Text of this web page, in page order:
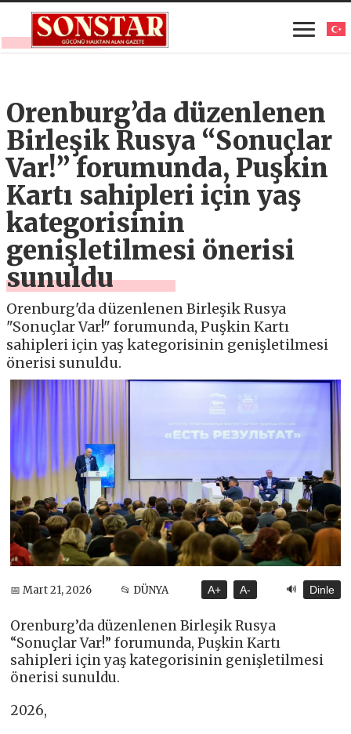
Orenburg’da düzenlenen
Birleşik Rusya “Sonuçlar
Var!” forumunda, Puşkin
Kartı sahipleri için yaş
kategorisinin
genişletilmesi önerisi
sunuldu
Orenburg'da düzenlenen Birleşik Rusya
"Sonuçlar Var!" forumunda, Puşkin Kartı
sahipleri için yaş kategorisinin genişletilmesi
önerisi sunuldu.
📅 Mart 21, 2026 📂 DÜNYA A+ A- 🔊 Dinle
Orenburg’da düzenlenen Birleşik Rusya
“Sonuçlar Var!” forumunda, Puşkin Kartı
sahipleri için yaş kategorisinin genişletilmesi
önerisi sunuldu.
2026,